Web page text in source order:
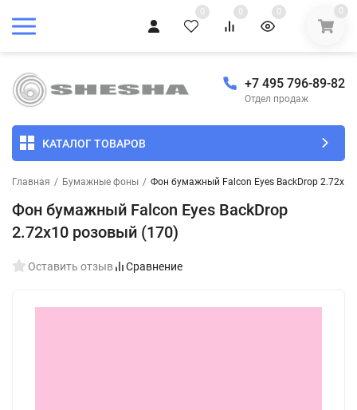
0 0 0 0
+7 495 796-89-82
Отдел продаж
КАТАЛОГ ТОВАРОВ
Главная / Бумажные фоны / Фон бумажный Falcon Eyes BackDrop
Фон бумажный Falcon Eyes BackDrop
2.72x10 розовый (170)
Оставить отзыв Сравнение